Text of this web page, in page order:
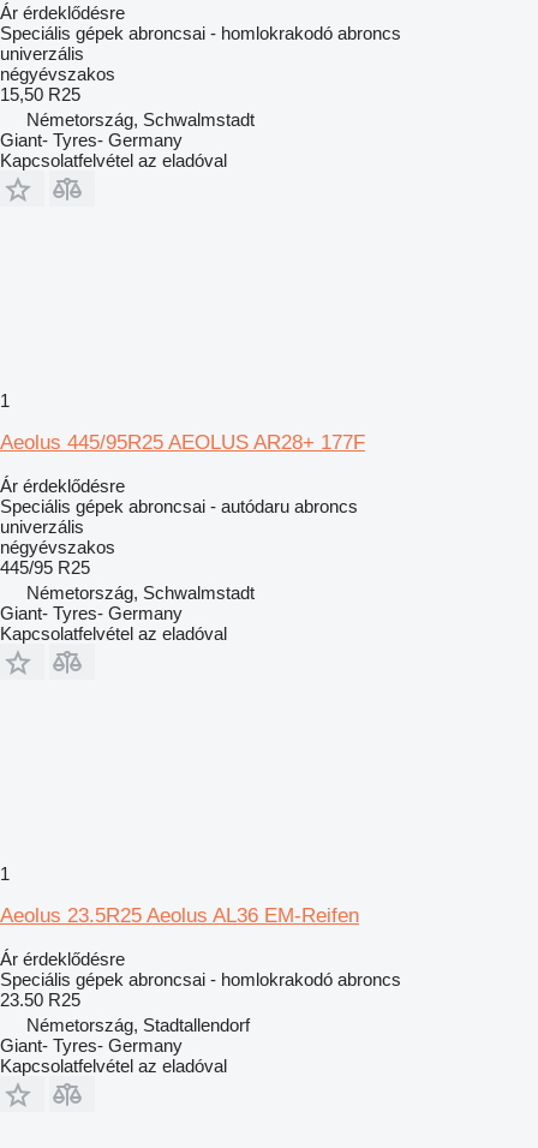
Ár érdeklődésre
Speciális gépek abroncsai - homlokrakodó abroncs
univerzális
négyévszakos
15,50 R25
Németország, Schwalmstadt
Giant- Tyres- Germany
Kapcsolatfelvétel az eladóval
1
Aeolus 445/95R25 AEOLUS AR28+ 177F
Ár érdeklődésre
Speciális gépek abroncsai - autódaru abroncs
univerzális
négyévszakos
445/95 R25
Németország, Schwalmstadt
Giant- Tyres- Germany
Kapcsolatfelvétel az eladóval
1
Aeolus 23.5R25 Aeolus AL36 EM-Reifen
Ár érdeklődésre
Speciális gépek abroncsai - homlokrakodó abroncs
23.50 R25
Németország, Stadtallendorf
Giant- Tyres- Germany
Kapcsolatfelvétel az eladóval